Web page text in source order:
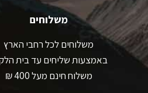
משלוחים
משלוחים לכל רחבי הארץ
באמצעות שליחים עד בית
משלוח חינם מעל 400 ₪